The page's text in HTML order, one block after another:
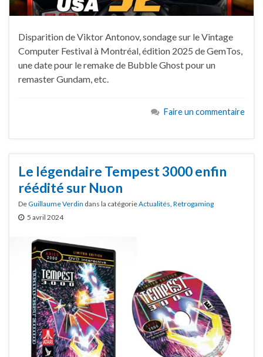
Disparition de Viktor Antonov, sondage sur le Vintage
Computer Festival à Montréal, édition 2025 de GemTos,
une date pour le remake de Bubble Ghost pour un
remaster Gundam, etc.
Faire un commentaire
Le légendaire Tempest 3000 enfin
réédité sur Nuon
DeGuillaume Verdin dans la catégorieActualités Retrogaming
5 avril 2024